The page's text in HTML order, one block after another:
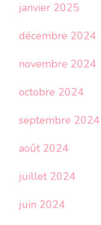
janvier 2025
décembre 2024
novembre 2024
octobre 2024
septembre 2024
août 2024
juillet 2024
juin 2024